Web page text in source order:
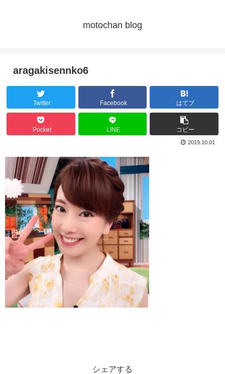
motochan blog
aragakisennko6
Twitter Facebook はてブ
Pocket LINE コピー
2019.10.01
シェアする